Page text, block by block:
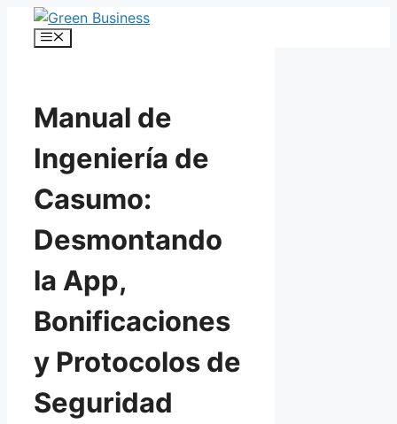
Pular
Menu
Manual de
Ingeniería de
Casumo:
Desmontando
la App,
Bonificaciones
y Protocolos de
Seguridad